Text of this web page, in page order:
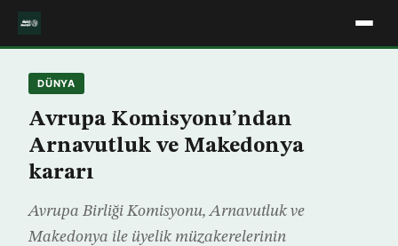
DÜNYA
Avrupa Komisyonu’ndan
Arnavutluk ve Makedonya
kararı
Avrupa Birliği Komisyonu, Arnavutluk ve
Makedonya ile üyelik müzakerelerinin